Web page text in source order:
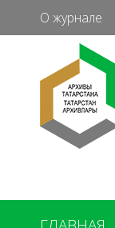
О журнале